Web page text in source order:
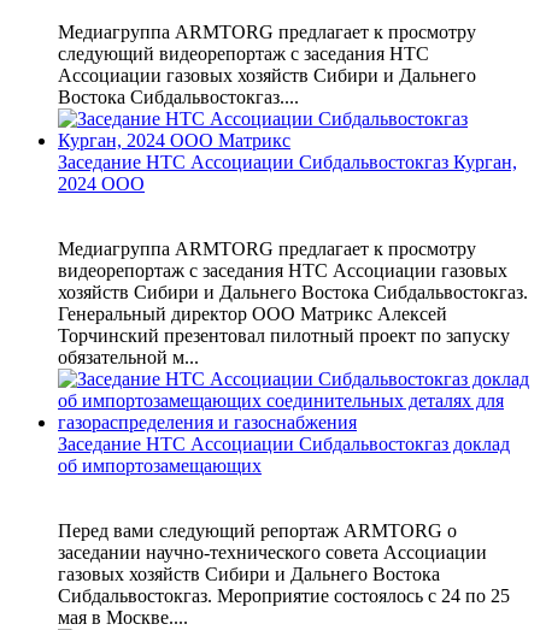
Медиагруппа ARMTORG предлагает к просмотру
следующий видеорепортаж с заседания НТС
Ассоциации газовых хозяйств Сибири и Дальнего
Востока Сибдальвостокгаз....
Заседание НТС Ассоциации Сибдальвостокгаз Курган,
2024 ООО
Медиагруппа ARMTORG предлагает к просмотру
видеорепортаж с заседания НТС Ассоциации газовых
хозяйств Сибири и Дальнего Востока Сибдальвостокгаз.
Генеральный директор ООО Матрикс Алексей
Торчинский презентовал пилотный проект по запуску
обязательной м...
Заседание НТС Ассоциации Сибдальвостокгаз доклад
об импортозамещающих
Перед вами следующий репортаж ARMTORG о
заседании научно-технического совета Ассоциации
газовых хозяйств Сибири и Дальнего Востока
Сибдальвостокгаз. Мероприятие состоялось с 24 по 25
мая в Москве....